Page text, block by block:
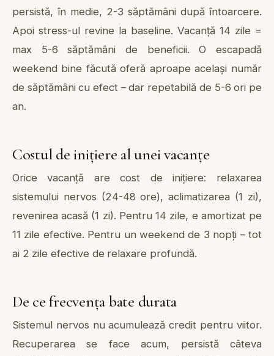
persistă, în medie, 2-3 săptămâni după întoarcere.
Apoi stress-ul revine la baseline. Vacanță 14 zile =
max 5-6 săptămâni de beneficii. O escapadă
weekend bine făcută oferă aproape același număr
de săptămâni cu efect – dar repetabilă de 5-6 ori pe
an.
Costul de inițiere al unei vacanțe
Orice vacanță are cost de inițiere: relaxarea
sistemului nervos (24-48 ore), aclimatizarea (1 zi),
revenirea acasă (1 zi). Pentru 14 zile, e amortizat pe
11 zile efective. Pentru un weekend de 3 nopți – tot
ai 2 zile efective de relaxare profundă.
De ce frecvența bate durata
Sistemul nervos nu acumulează credit pentru viitor.
Recuperarea se face acum, persistă câteva